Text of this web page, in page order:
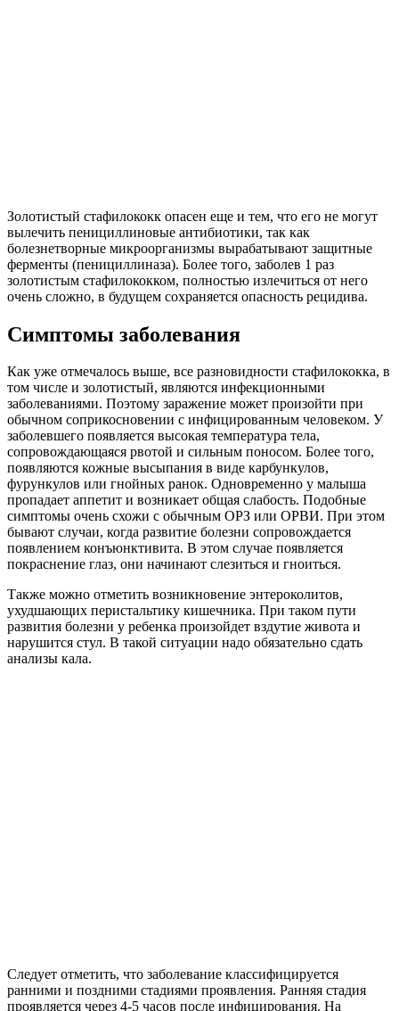
Золотистый стафилококк опасен еще и тем, что его не могут
вылечить пенициллиновые антибиотики, так как
болезнетворные микроорганизмы вырабатывают защитные
ферменты (пенициллиназа). Более того, заболев 1 раз
золотистым стафилококком, полностью излечиться от него
очень сложно, в будущем сохраняется опасность рецидива.
Симптомы заболевания
Как уже отмечалось выше, все разновидности стафилококка, в
том числе и золотистый, являются инфекционными
заболеваниями. Поэтому заражение может произойти при
обычном соприкосновении с инфицированным человеком. У
заболевшего появляется высокая температура тела,
сопровождающаяся рвотой и сильным поносом. Более того,
появляются кожные высыпания в виде карбункулов,
фурункулов или гнойных ранок. Одновременно у малыша
пропадает аппетит и возникает общая слабость. Подобные
симптомы очень схожи с обычным ОРЗ или ОРВИ. При этом
бывают случаи, когда развитие болезни сопровождается
появлением конъюнктивита. В этом случае появляется
покраснение глаз, они начинают слезиться и гноиться.
Также можно отметить возникновение энтероколитов,
ухудшающих перистальтику кишечника. При таком пути
развития болезни у ребенка произойдет вздутие живота и
нарушится стул. В такой ситуации надо обязательно сдать
анализы кала.
Следует отметить, что заболевание классифицируется
ранними и поздними стадиями проявления. Ранняя стадия
проявляется через 4-5 часов после инфицирования. На